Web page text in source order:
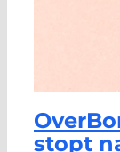
stopt